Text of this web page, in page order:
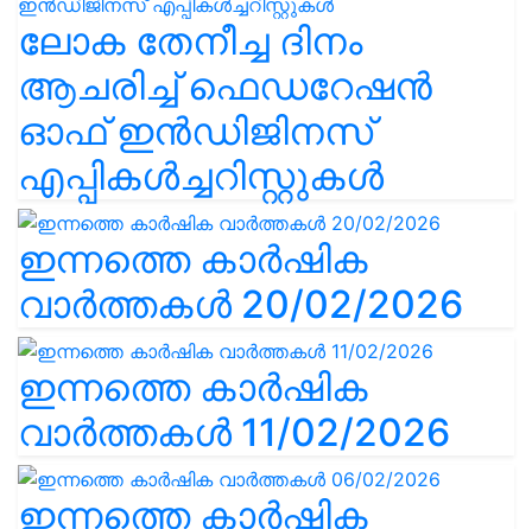
ലോക തേനീച്ച ദിനം
ആചരിച്ച് ഫെഡറേഷൻ
ഓഫ് ഇൻഡിജിനസ്
എപ്പികൾച്ചറിസ്റ്റുകൾ
ഇന്നത്തെ കാർഷിക
വാർത്തകൾ 20/02/2026
ഇന്നത്തെ കാർഷിക
വാർത്തകൾ 11/02/2026
ഇന്നത്തെ കാർഷിക